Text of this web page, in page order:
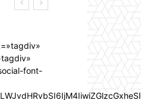
font-